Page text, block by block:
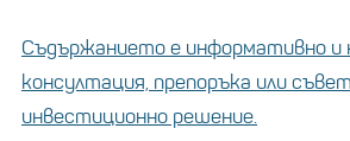
Съдържанието е информативно и
консултация, препоръка или
инвестиционно решение.